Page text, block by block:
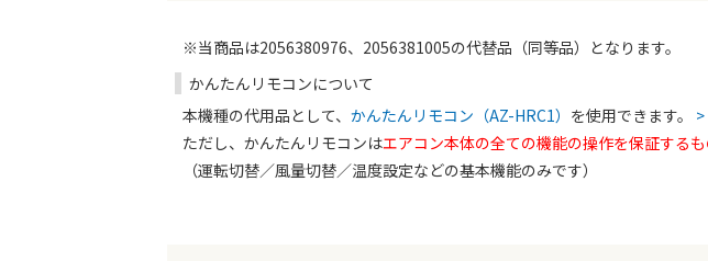
る
※当商品は2056380976、2056381005の代替品（同等品）となります。
かんたんリモコンについて
本機種の代用品として、 かんたんリモコン（AZ-HRC1） を使用できます。
ただし、かんたんリモコンはエアコン本体の全ての機能の操作を保証するも
（運転切替／風量切替／温度設定などの基本機能のみです）